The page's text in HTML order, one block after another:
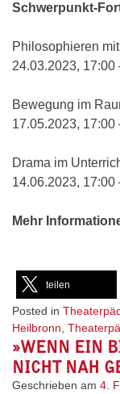
Schwerpunkt-
Philosophieren
24.03.2023, 17:00
Bewegung im
17.05.2023, 17:00
Drama im
14.06.2023, 17:00
Mehr
teilen
Posted in
Heilbronn
»WENN EIN
NICHT NAH
Geschrieben am 4.